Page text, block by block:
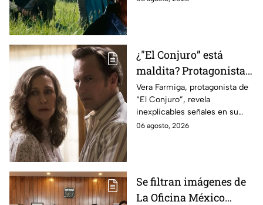
¿"El Conjuro” está
maldita? Protagonista
revela INQUIETANTES
señales en su cuerpo
durante la grabación de
la película
Vera Farmiga, protagonista de
“El Conjuro”, revela
inexplicables señales en su
cuerpo durante el rodaje de la
06 agosto, 2026
Se filtran imágenes de
La Oficina México